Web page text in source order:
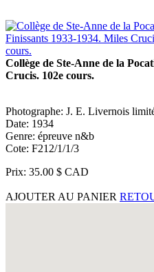
Collège de Ste-Anne de la
Crucis. 102e cours.
Photographe: J. E. Livernois
Date: 1934
Genre: épreuve n&b
Cote: F212/1/1/3
Prix: 35.00 $ CAD
AJOUTER AU PANIER